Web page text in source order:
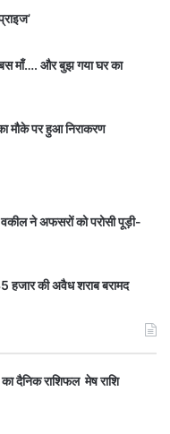
माँ…. और बुझ गया घर का
मौके पर हुआ निराकरण
वकील ने अफसरों को परोसी पूड़ी-
हजार की अवैध शराब बरामद
दैनिक राशिफल मेष राशि